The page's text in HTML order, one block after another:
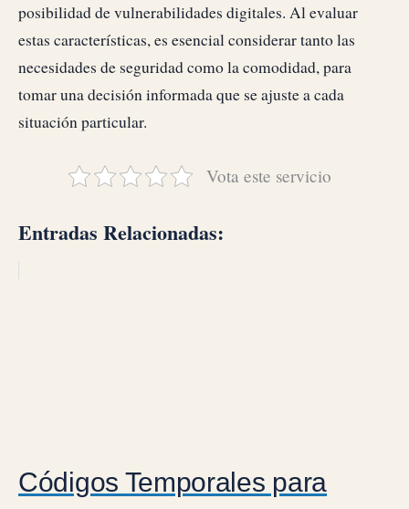
posibilidad de vulnerabilidades digitales. Al evaluar
estas características, es esencial considerar tanto las
necesidades de seguridad como la comodidad, para
tomar una decisión informada que se ajuste a cada
situación particular.
Vota este servicio
Entradas Relacionadas:
Códigos Temporales para